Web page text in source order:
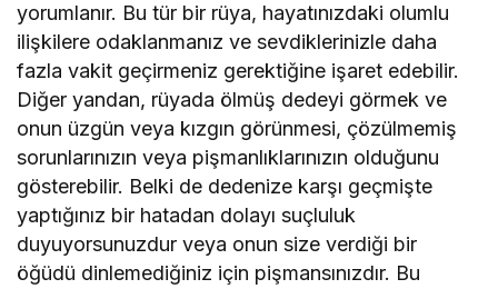
yorumlanır. Bu tür bir rüya, hayatınızdaki olumlu
ilişkilere odaklanmanız ve sevdiklerinizle daha
fazla vakit geçirmeniz gerektiğine işaret edebilir.
Diğer yandan, rüyada ölmüş dedeyi görmek ve
onun üzgün veya kızgın görünmesi, çözülmemiş
sorunlarınızın veya pişmanlıklarınızın olduğunu
gösterebilir. Belki de dedenize karşı geçmişte
yaptığınız bir hatadan dolayı suçluluk
duyuyorsunuzdur veya onun size verdiği bir
öğüdü dinlemediğiniz için pişmansınızdır. Bu